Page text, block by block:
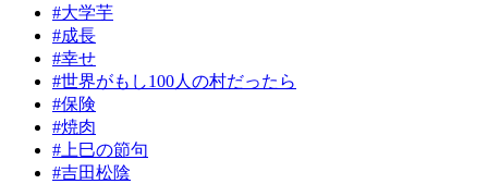
#大学芋
#成長
#幸せ
#世界がもし100人の村だったら
#保険
#焼肉
#上巳の節句
#吉田松陰